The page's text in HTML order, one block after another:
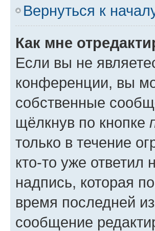
Вернуться к
Как мне
Если вы не
конференции, вы
собственные
щёлкнув по кнопке
только в течение
кто-то уже
надпись, которая
время последней
сообщение